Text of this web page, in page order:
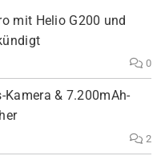
mit Helio G200 und
0
& 7.200mAh-
2